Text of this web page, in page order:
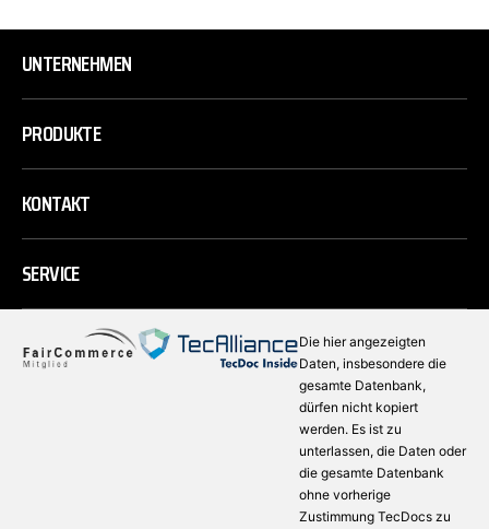
UNTERNEHMEN
PRODUKTE
KONTAKT
SERVICE
Die hier angezeigten
Daten, insbesondere die
gesamte Datenbank,
dürfen nicht kopiert
werden. Es ist zu
unterlassen, die Daten oder
die gesamte Datenbank
ohne vorherige
Zustimmung TecDocs zu